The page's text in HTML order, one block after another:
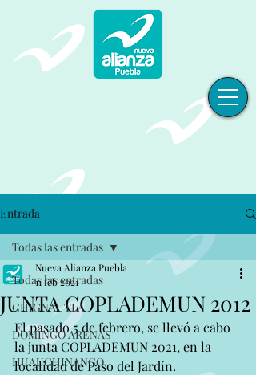
Entrada
Todas las entradas
CHIGNAUTLA
DOMINGO ARENAS
HUAUCHINANGO
Todas las entradas
JUNTA COPLADEMUN 2012
Nueva Alianza Puebla
11 feb 2021
El pasado 5 de febrero, se llevó a cabo
la junta COPLADEMUN 2021, en la
localidad de Paso del Jardín.